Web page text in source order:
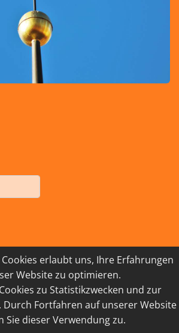
erlaubt uns, Ihre Erfahrungen
Website zu optimieren.
zu Statistikzwecken und zur
Durch Fortfahren auf unserer Website
Sie dieser Verwendung zu.
- Diözese Innsbruck
LINKSAMMLUNG
KONTAKT